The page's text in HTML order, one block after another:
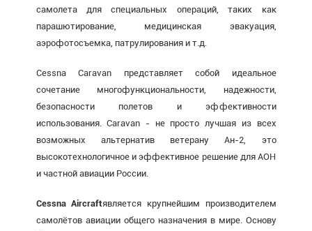
самолета для специальных операций, таких как
парашютирование, медицинская эвакуация,
аэрофотосъемка, патрулирования и т.д.
Cessna Caravan представляет собой идеальное
сочетание многофункциональности, надежности,
безопасности полетов и эффективности
использования. Caravan - не просто лучшая из всех
возможных альтернатив ветерану Ан-2, это
высокотехнологичное и эффективное решение для АОН
и частной авиации России.
CessnaAircraftявляется крупнейшим производителем
самолётов авиации общего назначения в мире. Основу